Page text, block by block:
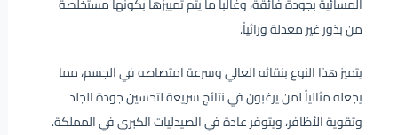
من بذور غير معدلة وراثياً.
يتميز هذا النوع بنقائه العالي وسرعة امتصاصه في الجسم، مما
يجعله مثالياً لمن يرغبون في نتائج سريعة لتحسين جودة الجلد
وتقوية الأظافر، ويتوفر عادة في الصيدليات الكبرى في المملكة.